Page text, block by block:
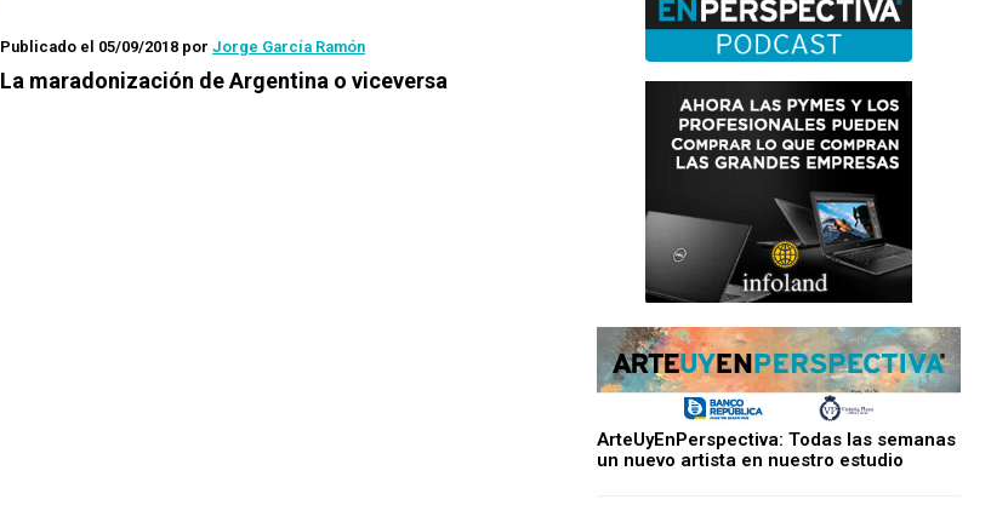
Publicado el 05/09/2018 por Jorge García Ramón
La maradonización de Argentina o viceversa
ArteUyEnPerspectiva: Todas las semanas
un nuevo artista en nuestro estudio